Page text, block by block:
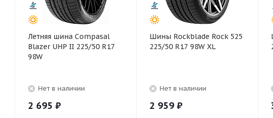
Летняя шина Compasal
Blazer UHP II 225/50 R17
98W
Нет в наличии
2 695 ₽
Шины Rockblade Rock 525
225/50 R17 98W XL
Нет в наличии
2 959 ₽